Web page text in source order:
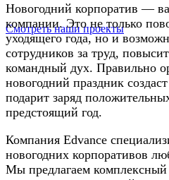
Смотреть наши проекты
Новогодний корпоратив —
компании. Это не только
уходящего года, но и
сотрудников за труд,
командный дух. Правильно
новогодний праздник
подарит заряд
предстоящий год.
Компания Edvance
новогодних корпоративов
Мы предлагаем комплексный